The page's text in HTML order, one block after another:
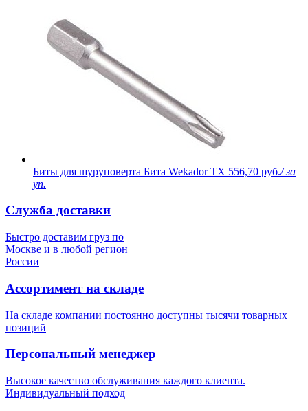
Биты для шуруповерта Бита Wekador TX 556,70 руб./ за
уп.
Служба доставки
Быстро доставим груз по
Москве и в любой регион
России
Ассортимент на складе
На складе компании постоянно доступны тысячи товарных
позиций
Персональный менеджер
Высокое качество обслуживания каждого клиента.
Индивидуальный подход